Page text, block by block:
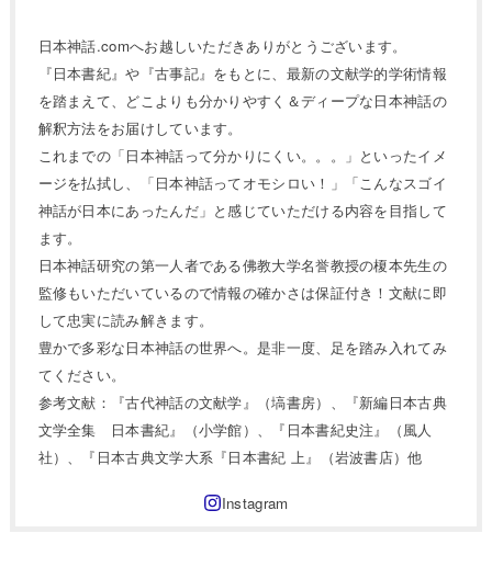
日本神話.comへお越しいただきありがとうございます。
『日本書紀』や『古事記』をもとに、最新の文献学的学術情報
を踏まえて、どこよりも分かりやすく＆ディープな日本神話の
解釈方法をお届けしています。
これまでの「日本神話って分かりにくい。。。」といったイメ
ージを払拭し、「日本神話ってオモシロい！」「こんなスゴイ
神話が日本にあったんだ」と感じていただける内容を目指して
ます。
日本神話研究の第一人者である佛教大学名誉教授の榎本先生の
監修もいただいているので情報の確かさは保証付き！文献に即
して忠実に読み解きます。
豊かで多彩な日本神話の世界へ。是非一度、足を踏み入れてみ
てください。
参考文献：『古代神話の文献学』（塙書房）、『新編日本古典
文学全集 日本書紀』（小学館）、『日本書紀史注』（風人
社）、『日本古典文学大系『日本書紀 上』（岩波書店）他